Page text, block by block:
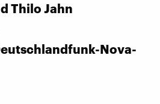
Thilo Jahn
Nova-